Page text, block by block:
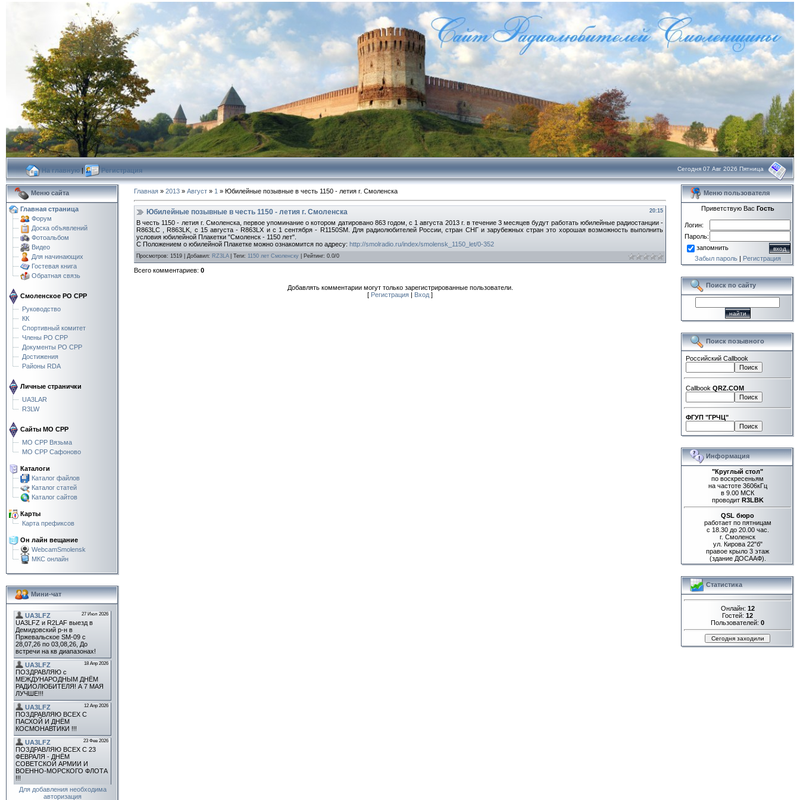
На главную| Регистрация Сегодня 07 Авг 2026 Пятница
Меню сайта
Главная страница
Форум
Доска объявлений
Фотоальбом
Видео
Для начинающих
Гостевая книга
Обратная связь
Смоленское РО СРР
Руководство
КК
Спортивный комитет
Члены РО СРР
Документы РО СРР
Достижения
Районы RDA
Личные странички
UA3LAR
R3LW
Сайты МО СРР
МО СРР Вязьма
МО СРР Сафоново
Каталоги
Каталог файлов
Каталог статей
Каталог сайтов
Карты
Карта префиксов
Он лайн вещание
WebcamSmolensk
МКС онлайн
Мини-чат
Для добавления необходима
авторизация
Главная » 2013 » Август » 1 » Юбилейные позывные в честь 1150 - летия г. Смоленска
20:15
Юбилейные позывные в честь 1150 - летия г. Смоленска
В честь 1150 - летия г. Смоленска, первое упоминание о котором датировано 863 годом, с 1 августа 2013 г. в течение 3 месяцев будут работать юбилейные радиостанции -
R863LC , R863LK, с 15 августа - R863LX и с 1 сентября - R1150SM. Для радиолюбителей России, стран СНГ и зарубежных стран это хорошая возможность выполнить
условия юбилейной Плакетки "Смоленск - 1150 лет".
С Положением о юбилейной Плакетке можно ознакомится по адресу: http://smolradio.ru/index/smolensk_1150_let/0-352
Просмотров: 1519 Добавил: RZ3LA Теги: 1150 лет Смоленску Рейтинг: 0.0/0
Всего комментариев: 0
Добавлять комментарии могут только зарегистрированные пользователи.
[ Регистрация | Вход ]
Меню пользователя
Приветствую Вас Гость
Логин:
Пароль:
запомнить
Забыл пароль| Регистрация
Поиск по сайту
Поиск позывного
Российский Callbook
Callbook QRZ.COM
ФГУП "ГРЧЦ"
Информация
"Круглый стол"
по воскресеньям
на частоте 3606кГц
в 9.00 МСК
проводит R3LBK
QSL бюро
работает по пятницам
с 18.30 до 20.00 час.
г. Смоленск
ул. Кирова 22"б"
правое крыло 3 этаж
(здание ДОСААФ).
Статистика
Онлайн: 12
Гостей: 12
Пользователей: 0